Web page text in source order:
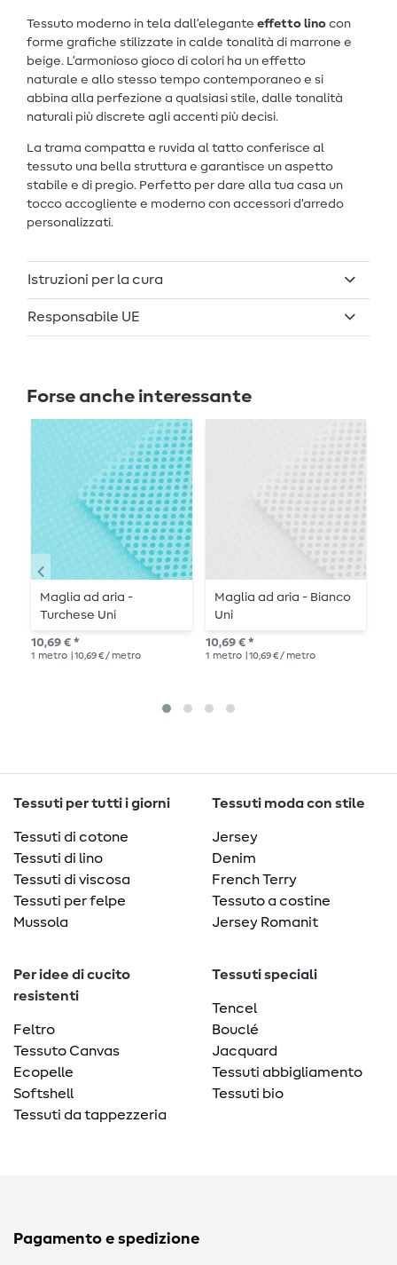
Tessuto moderno in tela dall’elegante effetto lino con
forme grafiche stilizzate in calde tonalità di marrone e
beige. L’armonioso gioco di colori ha un effetto
naturale e allo stesso tempo contemporaneo e si
abbina alla perfezione a qualsiasi stile, dalle tonalità
naturali più discrete agli accenti più decisi.
La trama compatta e ruvida al tatto conferisce al
tessuto una bella struttura e garantisce un aspetto
stabile e di pregio. Perfetto per dare alla tua casa un
tocco accogliente e moderno con accessori d’arredo
personalizzati.
Istruzioni per la cura
Responsabile UE
Forse anche interessante
Maglia ad aria -
Turchese Uni
10,69 € *
1 metro | 10,69 € / metro
Maglia ad aria - Bianco
Uni
10,69 € *
1 metro | 10,69 € / metro
Tessuti per tutti i giorni
Tessuti di cotone
Tessuti di lino
Tessuti di viscosa
Tessuti per felpe
Mussola
Tessuti moda con stile
Jersey
Denim
French Terry
Tessuto a costine
Jersey Romanit
Per idee di cucito
resistenti
Feltro
Tessuto Canvas
Ecopelle
Softshell
Tessuti da tappezzeria
Tessuti speciali
Tencel
Bouclé
Jacquard
Tessuti abbigliamento
Tessuti bio
Pagamento e spedizione